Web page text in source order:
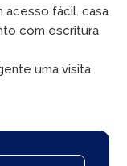
acesso fácil. casa
com escritura
uma visita